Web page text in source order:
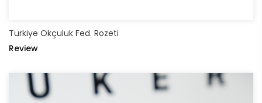
Türkiye Okçuluk Fed. Rozeti
Review